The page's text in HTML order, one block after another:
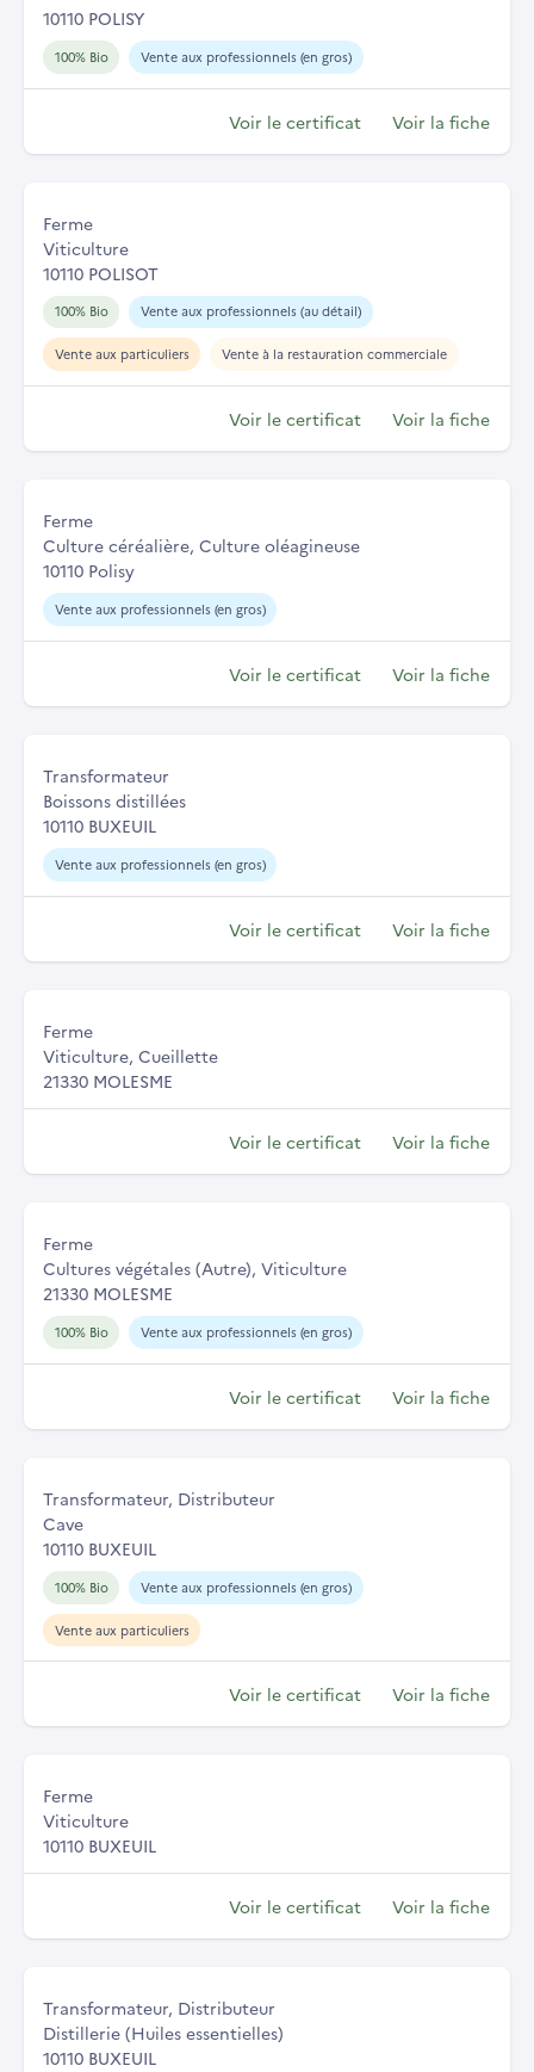
10110 POLISY
100% Bio Vente aux professionnels (en gros)
Voir le certificat Voir la fiche
Ferme
Viticulture
10110 POLISOT
100% Bio Vente aux professionnels (au détail)
Vente aux particuliers Vente à la restauration commerciale
Voir le certificat Voir la fiche
Ferme
Culture céréalière, Culture oléagineuse
10110 Polisy
Vente aux professionnels (en gros)
Voir le certificat Voir la fiche
Transformateur
Boissons distillées
10110 BUXEUIL
Vente aux professionnels (en gros)
Voir le certificat Voir la fiche
Ferme
Viticulture, Cueillette
21330 MOLESME
Voir le certificat Voir la fiche
Ferme
Cultures végétales (Autre), Viticulture
21330 MOLESME
100% Bio Vente aux professionnels (en gros)
Voir le certificat Voir la fiche
Transformateur, Distributeur
Cave
10110 BUXEUIL
100% Bio Vente aux professionnels (en gros)
Vente aux particuliers
Voir le certificat Voir la fiche
Ferme
Viticulture
10110 BUXEUIL
Voir le certificat Voir la fiche
Transformateur, Distributeur
Distillerie (Huiles essentielles)
10110 BUXEUIL